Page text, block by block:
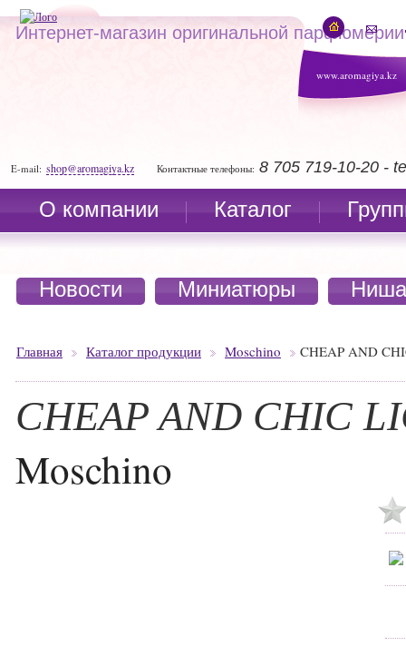
www.aromagiya.kz
Интернет-магазин оригинальной парфюмерии
E-mail: shop@aromagiya.kz Контактные телефоны: 8 705 719-10-20 -
О компании Каталог
Новости Миниатюры
Главная Каталог продукции Moschino CHEAP AND
CHEAP AND CHIC
Moschino